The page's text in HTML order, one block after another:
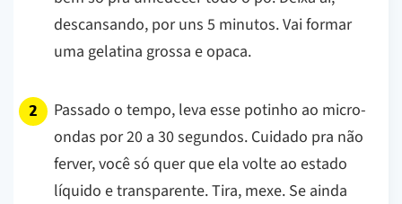
descansando, por uns 5 minutos. Vai formar
uma gelatina grossa e opaca.
Passado o tempo, leva esse potinho ao micro-
ondas por 20 a 30 segundos. Cuidado pra não
ferver, você só quer que ela volte ao estado
líquido e transparente. Tira, mexe. Se ainda